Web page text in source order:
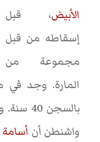
الأبيض، قبل
إسقاطه من قبل
مجموعة من
المارة. وجد في
واشنطن أن